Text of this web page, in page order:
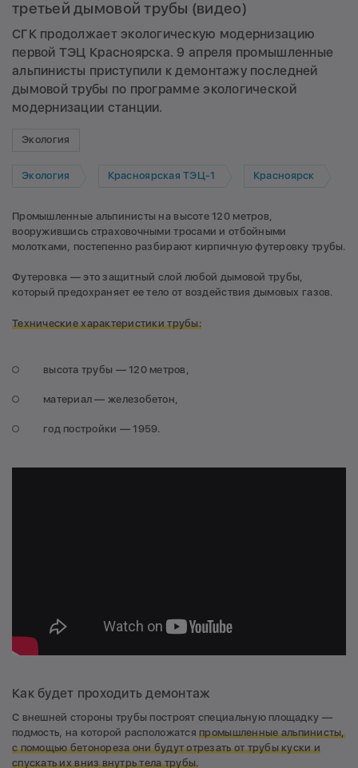
третьей дымовой трубы (видео)
СГК продолжает экологическую модернизацию
первой ТЭЦ Красноярска. 9 апреля промышленные
альпинисты приступили к демонтажу последней
дымовой трубы по программе экологической
модернизации станции.
Экология
Экология Красноярская ТЭЦ-1 Красноярск
Промышленные альпинисты на высоте 120 метров,
вооружившись страховочными тросами и отбойными
молотками, постепенно разбирают кирпичную футеровку трубы.
Футеровка — это защитный слой любой дымовой трубы,
который предохраняет ее тело от воздействия дымовых газов.
Технические характеристики трубы:
высота трубы — 120 метров,
материал — железобетон,
год постройки — 1959.
Как будет проходить демонтаж
С внешней стороны трубы построят специальную площадку —
подмость, на которой расположатсяпромышленные альпинисты,
с помощью бетонореза они будут отрезать от трубы куски и
спускать их вниз внутрь тела трубы.